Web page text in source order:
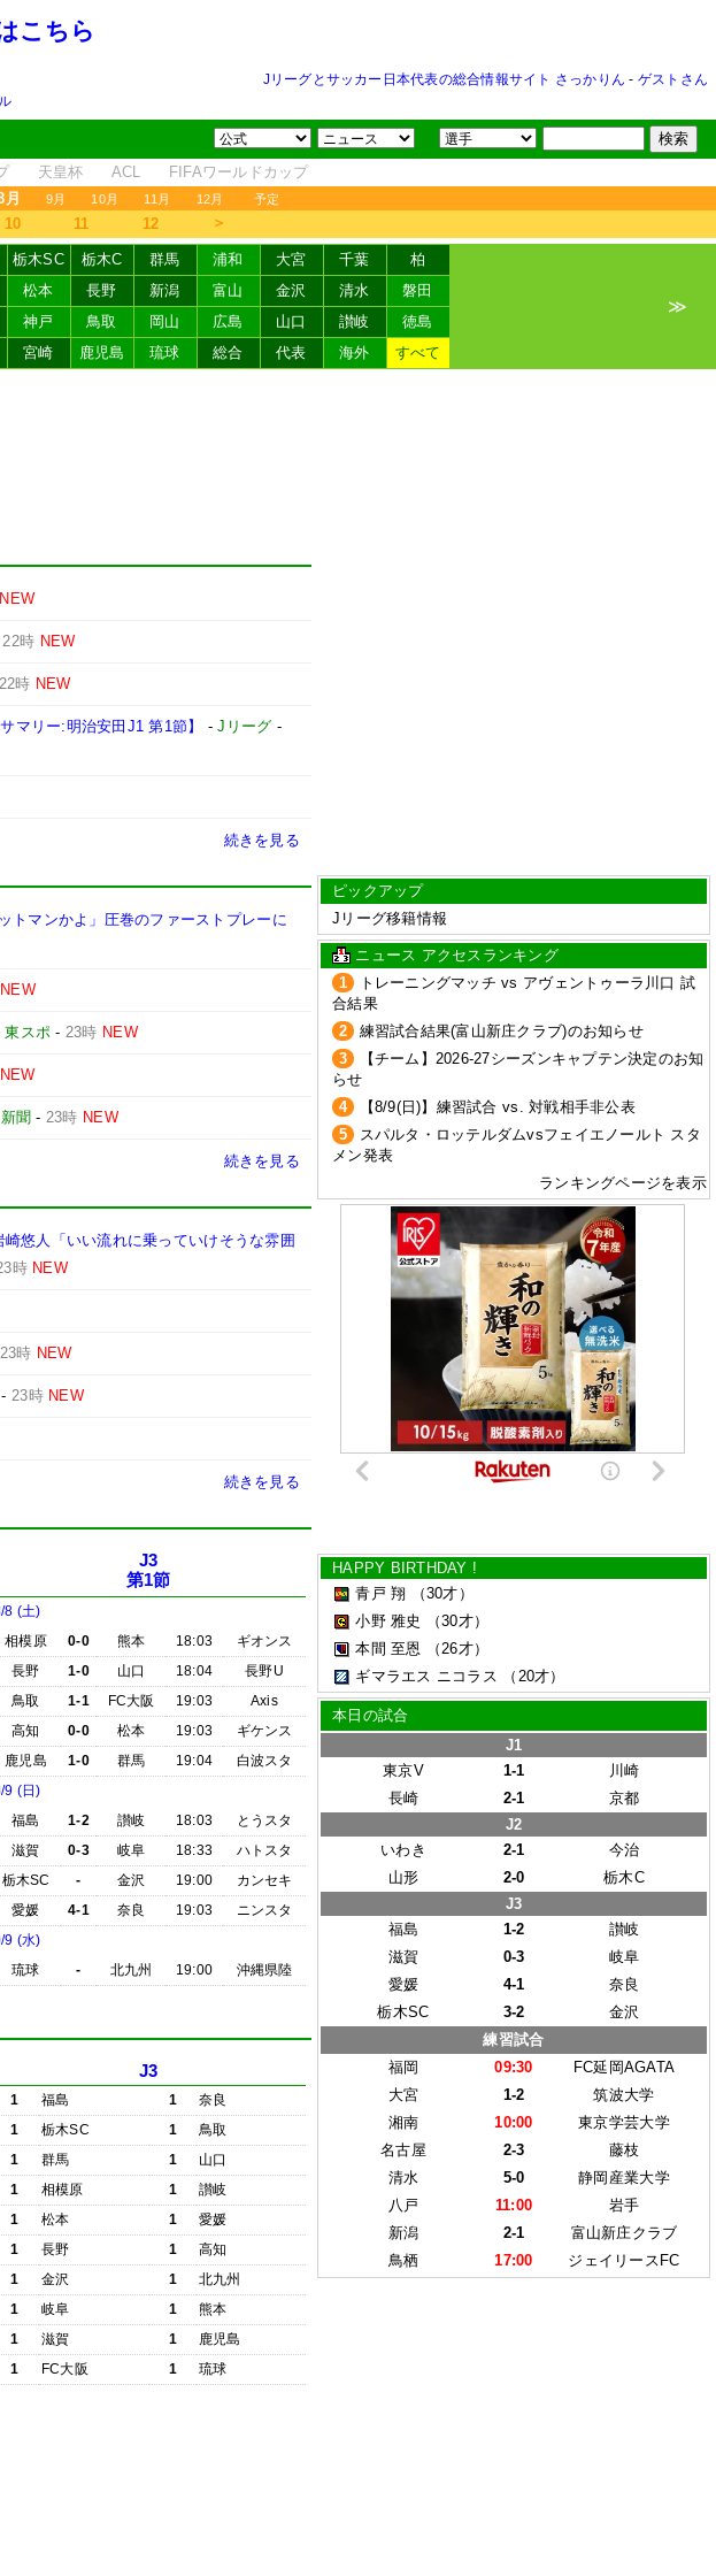
こちら
Jリーグとサッカー日本代表の総合情報サイト さっかりん - ゲストさん
天皇杯 ACL FIFAワールドカップ
月 9月 10月 11月 12月 予定
10 11 12 ＞
栃木SC 栃木C 群馬 浦和 大宮 千葉
柏
松本 長野 新潟 富山 金沢 清水
磐田
神戸 鳥取 岡山 広島 山口 讃岐
徳島
宮崎 鹿児島 琉球 総合 代表 海外 すべて
≫
NEW
22時 NEW
22時 NEW
マリー:明治安田J1 第1節】 -Jリーグ -
続きを見る
トマンかよ」圧巻のファーストプレーに
NEW
東スポ - 23時 NEW
NEW
聞 - 23時 NEW
続きを見る
悠人「いい流れに乗っていけそうな雰囲
時 NEW
23時 NEW
- 23時 NEW
続きを見る
J3
第1節
8 (土)
相模原
0-0 熊本 18:03
ギオンス
長野
1-0 山口 18:04
長野U
鳥取
1-1 FC大阪 19:03
Axis
高知
0-0 松本 19:03
ギケンス
鹿児島
1-0 群馬 19:04
白波スタ
9 (日)
福島
1-2 讃岐 18:03
とうスタ
滋賀
0-3 岐阜 18:33
ハトスタ
栃木SC
- 金沢 19:00
カンセキ
愛媛
4-1 奈良 19:03
ニンスタ
9 (水)
琉球
- 北九州 19:00 沖縄県陸
J3
1 福島 1
奈良
1
栃木SC 1
鳥取
1
群馬 1
山口
1
相模原 1
讃岐
1
松本 1
愛媛
1
長野 1
高知
1
金沢 1
北九州
1
岐阜 1
熊本
1
滋賀 1
鹿児島
1
FC大阪 1 琉球
ピックアップ
Jリーグ移籍情報
ニュース アクセスランキング
1
トレーニングマッチ vs アヴェントゥーラ川口 試
合結果
2
練習試合結果(富山新庄クラブ)のお知らせ
3
【チーム】2026-27シーズンキャプテン決定のお知
らせ
4
【8/9(日)】練習試合 vs. 対戦相手非公表
5
スパルタ・ロッテルダムvsフェイエノールト スタ
メン発表
ランキングページを表示
HAPPY BIRTHDAY !
青戸 翔
（30才）
小野 雅史
（30才）
本間 至恩
（26才）
ギマラエス ニコラス
（20才）
本日の試合
J1
東京V
1-1
川崎
長崎
2-1
京都
J2
いわき
2-1
今治
山形
2-0
栃木C
J3
福島
1-2
讃岐
滋賀
0-3
岐阜
愛媛
4-1
奈良
栃木SC
3-2
金沢
練習試合
福岡
09:30
FC延岡AGATA
大宮
1-2
筑波大学
湘南
10:00
東京学芸大学
名古屋
2-3
藤枝
清水
5-0
静岡産業大学
八戸
11:00
岩手
新潟
2-1
富山新庄クラブ
鳥栖
17:00 ジェイリースFC